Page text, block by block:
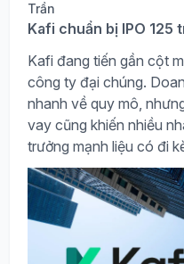
Kafi chuẩn bị IPO 125
Kafi đang tiến gần cột
công ty đại chúng.
nhanh về quy mô,
vay cũng khiến nhiều
trưởng mạnh liệu có đi